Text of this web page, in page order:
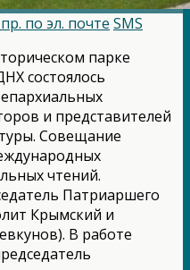
по эл. почте SMS
парке
состоялось
и представителей
Совещание
чтений.
Патриаршего
Крымский и
В работе